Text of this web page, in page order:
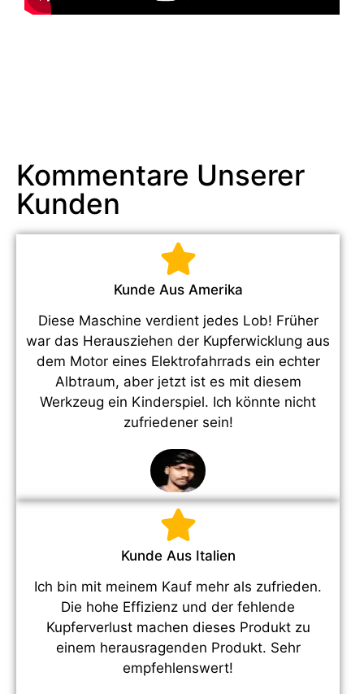
Kommentare Unserer
Kunden
Kunde Aus Amerika
Diese Maschine verdient jedes Lob! Früher
war das Herausziehen der Kupferwicklung aus
dem Motor eines Elektrofahrrads ein echter
Albtraum, aber jetzt ist es mit diesem
Werkzeug ein Kinderspiel. Ich könnte nicht
zufriedener sein!
Kunde Aus Italien
Ich bin mit meinem Kauf mehr als zufrieden.
Die hohe Effizienz und der fehlende
Kupferverlust machen dieses Produkt zu
einem herausragenden Produkt. Sehr
empfehlenswert!